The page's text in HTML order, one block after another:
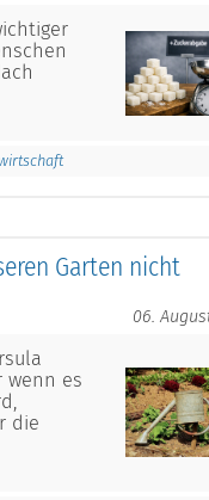
Garten nicht
06.
wenn es
die